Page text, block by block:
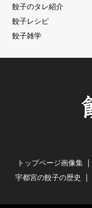
餃子のタレ紹介
餃子レシピ
餃子雑学
トップページ画像集
宇都宮の餃子の歴史